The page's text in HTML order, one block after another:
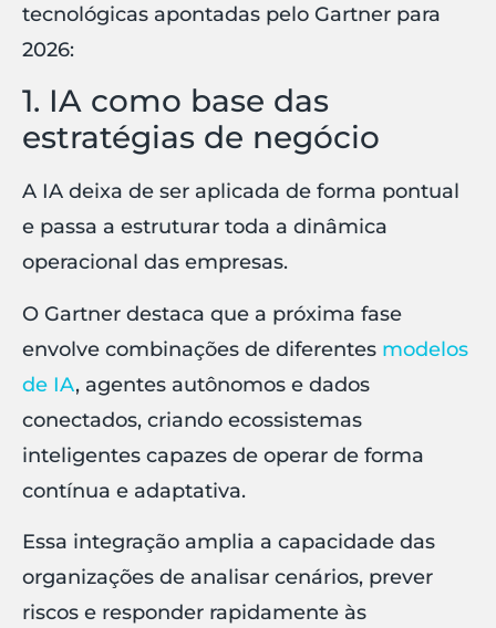
tecnológicas apontadas pelo Gartner para
2026:
1. IA como base das
estratégias de negócio
A IA deixa de ser aplicada de forma pontual
e passa a estruturar toda a dinâmica
operacional das empresas.
O Gartner destaca que a próxima fase
envolve combinações de diferentes modelos
de IA, agentes autônomos e dados
conectados, criando ecossistemas
inteligentes capazes de operar de forma
contínua e adaptativa.
Essa integração amplia a capacidade das
organizações de analisar cenários, prever
riscos e responder rapidamente às